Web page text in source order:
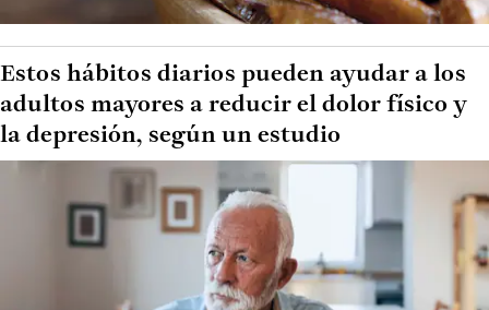
Estos hábitos diarios pueden ayudar a los
adultos mayores a reducir el dolor físico y
la depresión, según un estudio